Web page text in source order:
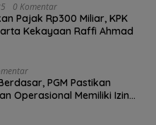
0 Komentar
Pajak Rp300 Miliar, KPK
Kekayaan Raffi Ahmad
PGM Pastikan
Operasional Memiliki Izin